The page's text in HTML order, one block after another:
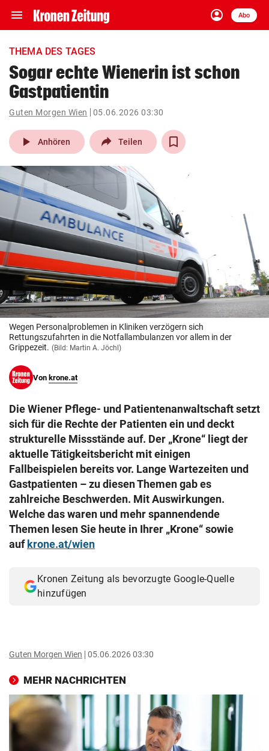
menu Navigation
ein-/ausklappen
account_circle
Anmelden
Abo
close Schließen
account_circle Anmelden
pin_drop
Wien arrow_right
bookmark
Suchbegriff
eingeben
© Krone Multimedia GmbH & Co KG 2026
Muthgasse 2, 1190 Wien
THEMA DES TAGES
Sogar echte Wienerin ist schon
Gastpatientin
Guten Morgen Wien 05.06.2026 03:30
play_arrow Anhören Teilen
Wegen Personalproblemen in Kliniken verzögern sich
Rettungszufahrten in die Notfallambulanzen vor allem in der
Grippezeit. (Bild: Martin A. Jöchl)
Von krone.at
Die Wiener Pflege- und Patientenanwaltschaft setzt
sich für die Rechte der Patienten ein und deckt
strukturelle Missstände auf. Der „Krone“ liegt der
aktuelle Tätigkeitsbericht mit einigen
Fallbeispielen bereits vor. Lange Wartezeiten und
Gastpatienten – zu diesen Themen gab es
zahlreiche Beschwerden. Mit Auswirkungen.
Welche das waren und mehr spannendende
Themen lesen Sie heute in Ihrer „Krone“ sowie
auf krone.at/wien
Kronen Zeitung als bevorzugte Google-Quelle
hinzufügen
Guten Morgen Wien 05.06.2026 03:30
MEHR NACHRICHTEN